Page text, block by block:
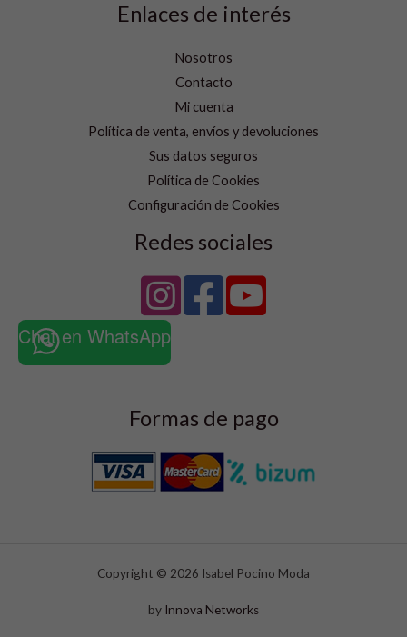
Enlaces de interés
Nosotros
Contacto
Mi cuenta
Política de venta, envíos y devoluciones
Sus datos seguros
Política de Cookies
Configuración de Cookies
Redes sociales
Chat en WhatsApp
Formas de pago
Copyright © 2026 Isabel Pocino Moda
by Innova Networks